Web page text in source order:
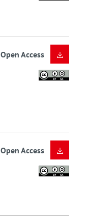
Open Access
Open Access